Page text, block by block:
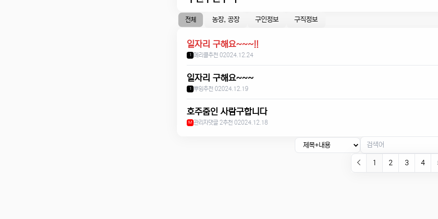
전체 농장, 공장 구인정보 구직정보
일자리 구해요~~~!!
1 메리클추천 02024.12.24
일자리 구해요~~~
1 뿌잉추천 02024.12.19
호주줌인 사람구합니다
M 관리자댓글 2추천 02024.12.18
1 2 3 4